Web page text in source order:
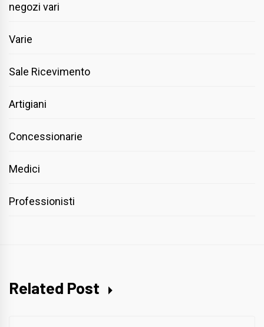
negozi vari
Varie
Sale Ricevimento
Artigiani
Concessionarie
Medici
Professionisti
Related Post